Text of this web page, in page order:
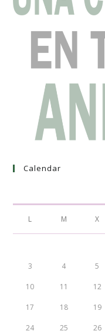
Calendar
L M X
3 4 5
10 11 12
17 18 19
24 25 26